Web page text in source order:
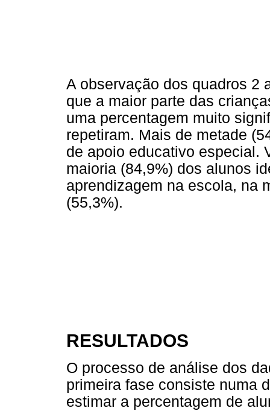
A observação dos quadros 2
que a maior parte das
uma percentagem muito
repetiram. Mais de metade
de apoio educativo especial.
maioria (84,9%) dos alunos
aprendizagem na escola, na
(55,3%).
RESULTADOS
O processo de análise dos
primeira fase consiste numa
estimar a percentagem de